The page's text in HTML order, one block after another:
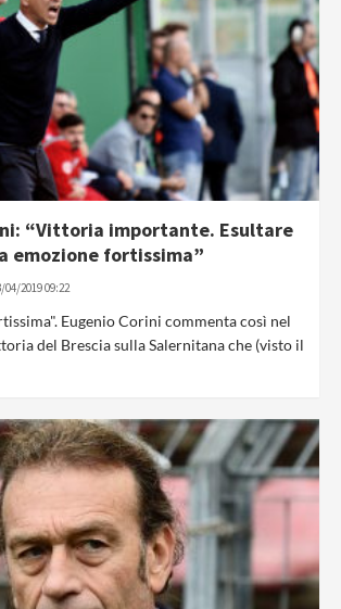
“Vittoria importante. Esultare
emozione fortissima”
04/2019 09:22
Eugenio Corini commenta così nel
del Brescia sulla Salernitana che (visto il